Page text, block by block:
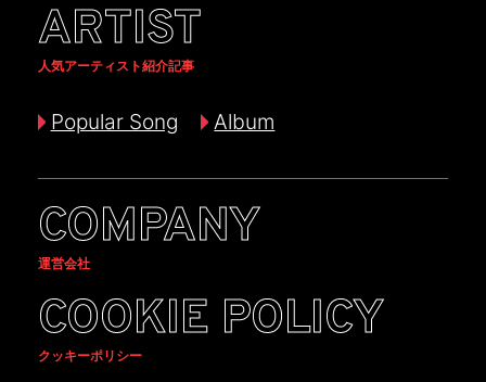
ARTIST
人気アーティスト紹介記事
Popular Song Album
COMPANY
運営会社
COOKIE POLICY
クッキーポリシー